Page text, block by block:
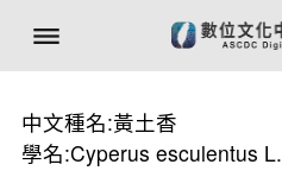
中文種名:黃土香
學名:Cyperus esculentus L.